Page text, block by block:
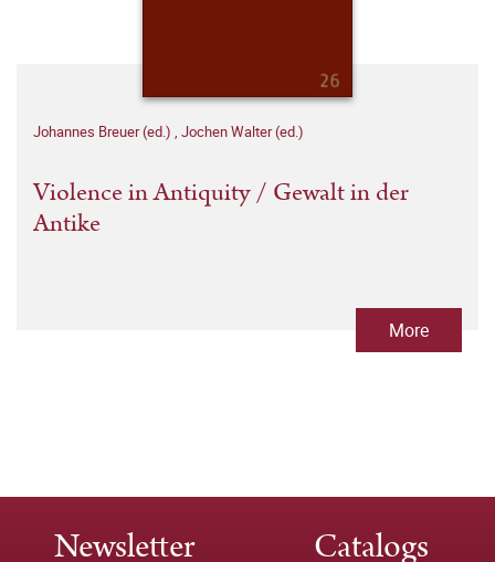
Johannes Breuer (ed.) , Jochen Walter (ed.)
Violence in Antiquity / Gewalt in der
Antike
More
Newsletter Catalogs